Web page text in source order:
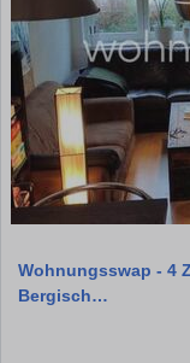
Wohnungsswap - 4
Bergisch…